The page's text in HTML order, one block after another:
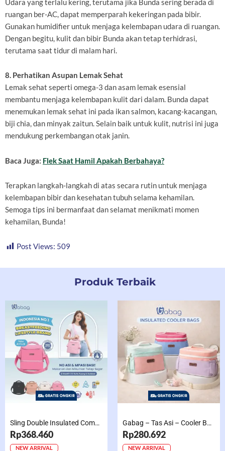
Udara yang terlalu kering, terutama jika Bunda sering berada di
ruangan ber-AC, dapat memperparah kekeringan pada bibir.
Gunakan humidifier untuk menjaga kelembapan udara di ruangan.
Dengan begitu, kulit dan bibir Bunda akan tetap terhidrasi,
terutama saat tidur di malam hari.
8. Perhatikan Asupan Lemak Sehat
Lemak sehat seperti omega-3 dan asam lemak esensial
membantu menjaga kelembapan kulit dari dalam. Bunda dapat
menemukan lemak sehat ini pada ikan salmon, kacang-kacangan,
biji chia, dan minyak zaitun. Selain baik untuk kulit, nutrisi ini juga
mendukung perkembangan otak janin.
Baca Juga: Flek Saat Hamil Apakah Berbahaya?
Terapkan langkah-langkah di atas secara rutin untuk menjaga
kelembapan bibir dan kesehatan tubuh selama kehamilan.
Semoga tips ini bermanfaat dan selamat menikmati momen
kehamilan, Bunda!
Post Views: 509
Produk Terbaik
Sling Double Insulated Compartment Cappucino Black, Creamy, Salem, Chocolate
Rp368.460
NEW ARRIVAL
Gabag – Tas Asi – Cooler Bag Sling Single Compartment Mint Grape Bubble
Rp280.692
NEW ARRIVAL